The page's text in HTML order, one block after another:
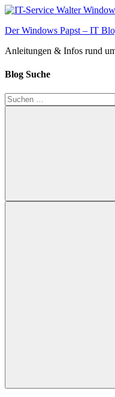
Zum
springen
Der Windows Papst – IT
Anleitungen & Infos rund
Blog Suche
Suchen
nach: